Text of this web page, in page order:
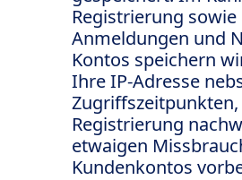
Registrierung
Anmeldungen und
Kontos speichern
Ihre IP-Adresse
Registrierung
etwaigen
Kundenkontos